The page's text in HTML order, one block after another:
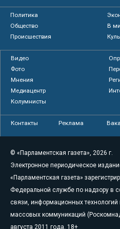
Политика
Общество
В
Происшествия
Видео
Фото
Мнения
Медиацентр
Колумнисты
Контакты Реклама
© «Парламентская газета», 2026 г.
Электронное периодическое
«Парламентская газета»
Федеральной службе по надзору в
связи, информационных технологий
массовых коммуникаций
августа 2011 года. 18+